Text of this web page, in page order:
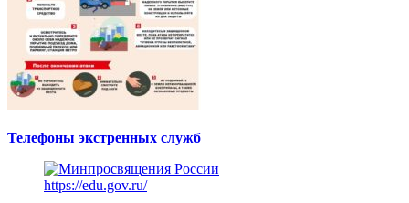
Телефоны экстренных служб
https://edu.gov.ru/